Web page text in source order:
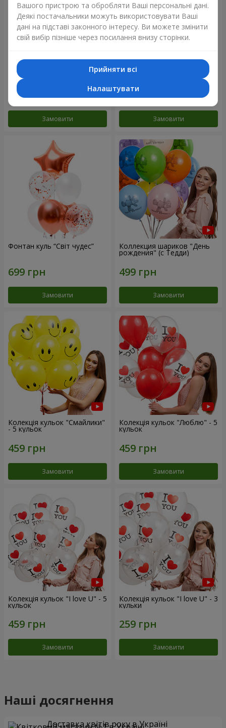
Мікс гелієвих кульок
"Привітання!"
Замовити
Колекція кульок "Веселий
Замовити
Фонтан куль “Світ чудес”
Замовити
Коллекция шариков "День
рождения" (с Тедди)
Замовити
Колекція кульок "Смайлики"
- 5 кульок
Замовити
Колекція кульок "Люблю" - 5
кульок
Замовити
Колекція кульок "I love U" - 5
кульок
Замовити
Колекція кульок "I love U" - 3
кульки
Замовити
Наші досягнення
Доставка квітів року в Україні
Вашого пристрою та обробляти Ваші персональні дані.
Деякі постачальники можуть використовувати Ваші
дані на підставі законного інтересу. Ви можете змінити
свій вибір пізніше через посилання внизу сторінки.
Прийняти всі
Налаштувати